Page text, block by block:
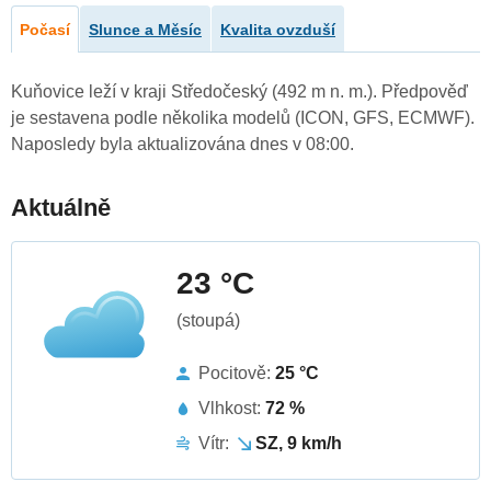
Počasí Slunce a Měsíc Kvalita ovzduší
Kuňovice leží v kraji Středočeský (492 m n. m.). Předpověď
je sestavena podle několika modelů (ICON, GFS, ECMWF).
Naposledy byla aktualizována dnes v 08:00.
Aktuálně
23 °C
(stoupá)
Pocitově: 25 °C
Vlhkost: 72 %
Vítr:
SZ, 9 km/h